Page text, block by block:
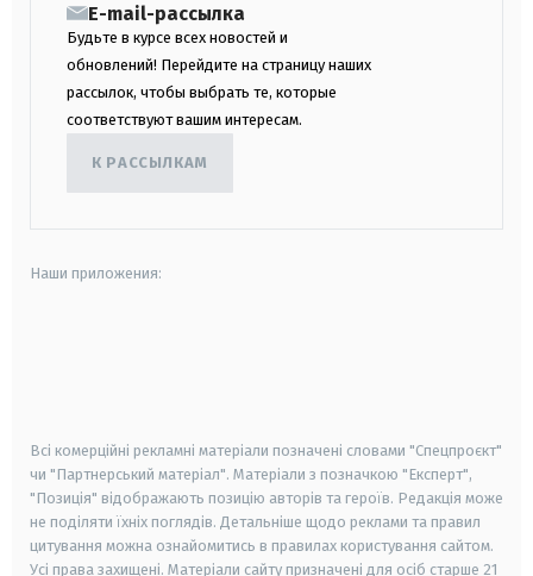
E-mail-рассылка
Будьте в курсе всех новостей и
обновлений! Перейдите на страницу наших
рассылок, чтобы выбрать те, которые
соответствуют вашим интересам.
К РАССЫЛКАМ
Наши приложения:
Всі комерційні рекламні матеріали позначені словами "Спецпроєкт"
чи "Партнерський матеріал". Матеріали з позначкою "Експерт",
"Позиція" відображають позицію авторів та героїв. Редакція може
не поділяти їхніх поглядів. Детальніше щодо реклами та правил
цитування можна ознайомитись в правилах користування сайтом.
Усі права захищені. Матеріали сайту призначені для осіб старше 21